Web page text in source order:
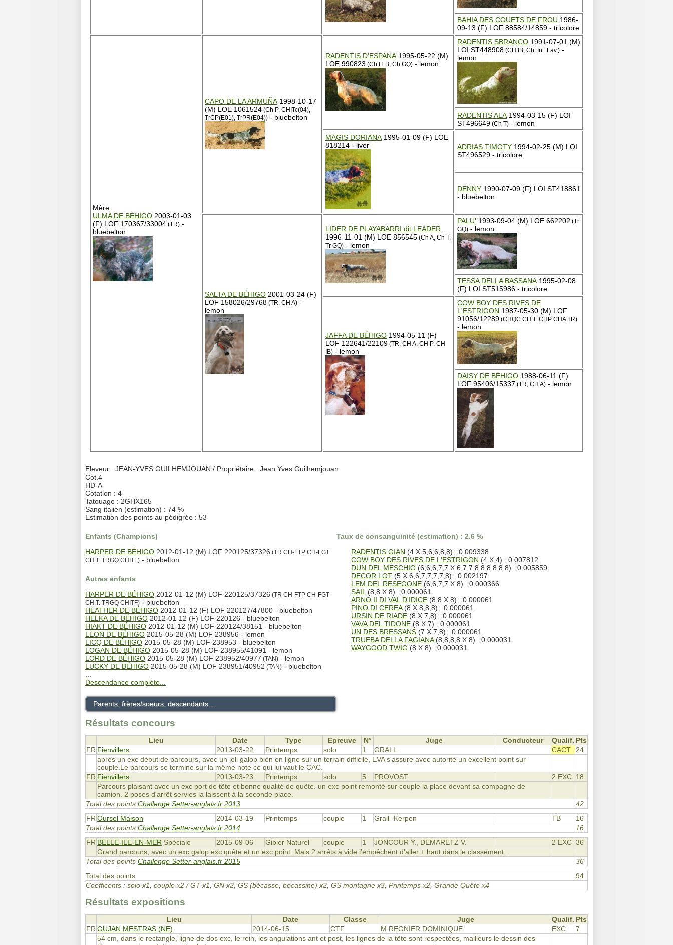
BAHIA DES COUETS DE FROU 1986-
09-13 (F) LOF 88584/14859 - tricolore
Mère
ULMA DE BÉHIGO 2003-01-03
(F) LOF 170367/33004 (TR) -
bluebelton
CAPO DE LA ARMUÑA 1998-10-17
(M) LOE 1061524 (Ch P, CHITc(04),
TrCP(E01), TrPR(E04)) - bluebelton
RADENTIS D'ESPANA 1995-05-22 (M)
LOE 990823 (Ch IT B, Ch GQ) - lemon
RADENTIS SBRANCO 1991-07-01 (M)
LOI ST448908 (CH IB, Ch. Int. Lav.) -
lemon
RADENTIS ALA 1994-03-15 (F) LOI
ST496649 (Ch T) - lemon
MAGIS DORIANA 1995-01-09 (F) LOE
818214 - liver
ADRIAS TIMOTY 1994-02-25 (M) LOI
ST496529 - tricolore
DENNY 1990-07-09 (F) LOI ST418861
- bluebelton
SALTA DE BÉHIGO 2001-03-24 (F)
LOF 158026/29768 (TR, CH A) -
lemon
LIDER DE PLAYABARRI dit LEADER
1996-11-01 (M) LOE 856545 (Ch A, Ch T,
Tr GQ) - lemon
PALU' 1993-09-04 (M) LOE 662202 (Tr
GQ) - lemon
TESSA DELLA BASSANA 1995-02-08
(F) LOI ST515986 - tricolore
JAFFA DE BÉHIGO 1994-05-11 (F)
LOF 122641/22109 (TR, CH A, CH P, CH
IB) - lemon
COW BOY DES RIVES DE
L'ESTRIGON 1987-05-30 (M) LOF
91056/12289 (CHQC CH.T. CHP CHA TR)
- lemon
DAISY DE BÉHIGO 1988-06-11 (F)
LOF 95406/15337 (TR, CH A) - lemon
Eleveur : JEAN-YVES GUILHEMJOUAN / Propriétaire : Jean Yves Guilhemjouan
Cot.4
HD-A
Cotation : 4
Tatouage : 2GHX165
Sang italien (estimation) : 74 %
Estimation des points au pédigrée : 53
Enfants (Champions)
HARPER DE BÉHIGO 2012-01-12 (M) LOF 220125/37326 (TR CH-FTP CH-FGT
CH.T. TRGQ CHITF) - bluebelton
Autres enfants
HARPER DE BÉHIGO 2012-01-12 (M) LOF 220125/37326 (TR CH-FTP CH-FGT
CH.T. TRGQ CHITF) - bluebelton
HEATHER DE BÉHIGO 2012-01-12 (F) LOF 220127/47800 - bluebelton
HELKA DE BÉHIGO 2012-01-12 (F) LOF 220126 - bluebelton
HIAKT DE BÉHIGO 2012-01-12 (M) LOF 220124/38151 - bluebelton
LEON DE BÉHIGO 2015-05-28 (M) LOF 238956 - lemon
LICQ DE BÉHIGO 2015-05-28 (M) LOF 238953 - bluebelton
LOGAN DE BÉHIGO 2015-05-28 (M) LOF 238955/41091 - lemon
LORD DE BÉHIGO 2015-05-28 (M) LOF 238952/40977 (TAN) - lemon
LUCKY DE BÉHIGO 2015-05-28 (M) LOF 238951/40952 (TAN) - bluebelton
Descendance complète...
Parents, frères/soeurs, descendants...
Taux de consanguinité (estimation) : 2.6 %
RADENTIS GIAN (4 X 5,6,6,8,8) : 0.009338
COW BOY DES RIVES DE L'ESTRIGON (4 X 4) : 0.007812
DUN DEL MESCHIO(6,6,6,7,7 X 6,7,7,8,8,8,8,8,8) : 0.005859
DECOR LOT(5 X 6,6,7,7,7,7,8) : 0.002197
LEM DEL RESEGONE(6,6,7,7 X 8) : 0.000366
SAIL (8,8 X 8) : 0.000061
ARNO II DI VAL D'IDICE(8,8 X 8) : 0.000061
PINO DI CEREA(8 X 8,8,8) : 0.000061
URSIN DE RIADE(8 X 7,8) : 0.000061
VAVA DEL TIDONE(8 X 7) : 0.000061
UN DES BRESSANS(7 X 7,8) : 0.000061
TRUEBA DELLA FAGIANA(8,8,8,8 X 8) : 0.000031
WAYGOOD TWIG (8 X 8) : 0.000031
Résultats concours
Lieu Date Type Epreuve N° Juge Conducteur Qualif. Pts
FR Fienvillers 2013-03-22 Printemps solo 1 GRALL CACT
24
après un exc début de parcours, avec un joli galop bien en ligne sur un terrain difficile, EVA s'assure avec autorité un excellent point sur
couple.Le parcours se termine sur la même note ce qui lui vaut le CAC.
FR Fienvillers 2013-03-23 Printemps solo 5 PROVOST 2 EXC 18
Parcours plaisant avec un exc port de tête et bonne qualité de quête. un exc point remonté sur couple la place devant sa compagne de
camion. 2 poses d'arrêt servies la laissent à la seconde place.
Total des points Challenge Setter-anglais.fr 2013
42
FROursel Maison 2014-03-19 Printemps couple 1 Grall- Kerpen TB
16
Total des points Challenge Setter-anglais.fr 2014
16
FR BELLE-ILE-EN-MER Spéciale 2015-09-06 Gibier Naturel couple 1 JONCOUR Y., DEMARETZ V. 2 EXC 36
Grand parcours, avec un exc galop exc quête et un exc point. Mais 2 arrêts à vide l'empêchent d'aller + haut dans le classement.
Total des points Challenge Setter-anglais.fr 2015
36
Total des points
94
Coefficents : solo x1, couple x2 / GT x1, GN x2, GS (bécasse, bécassine) x2, GS montagne x3, Printemps x2, Grande Quête x4
Résultats expositions
Lieu Date Classe Juge Qualif. Pts
FR GUJAN MESTRAS (NE) 2014-06-15 CTF M REGNIER DOMINIQUE EXC
7
54 cm, dans le rectangle, ligne de dos exc, le rein, les angulations ant et post, les lignes de la tête sont respectées, mailleurs le dessin des